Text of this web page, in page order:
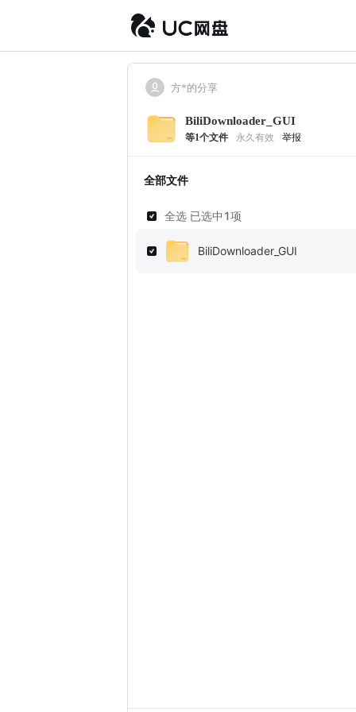
方*的分享
BiliDownloader_GUI
等1个文件 永久有效 举报
全部文件
全选 已选中 1项
BiliDownloader_GUI